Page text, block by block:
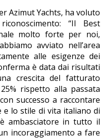
Azimut Yachts, ha voluto
“Il Best
molto forte per noi,
avviato nell’area
alle esigenze dei
è data dai risultati
crescita del fatturato
rispetto alla passata
successo a raccontare
lo stile di vita italiano di
ambasciatore in tutto il
incoraggiamento a fare